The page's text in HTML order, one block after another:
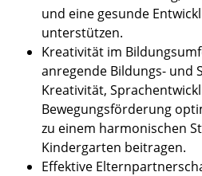
und eine gesunde
unterstützen.
Kreativität im
anregende Bildungs- und
Kreativität,
Bewegungsförderung
zu einem harmonischen
Kindergarten beitragen.
Effektive